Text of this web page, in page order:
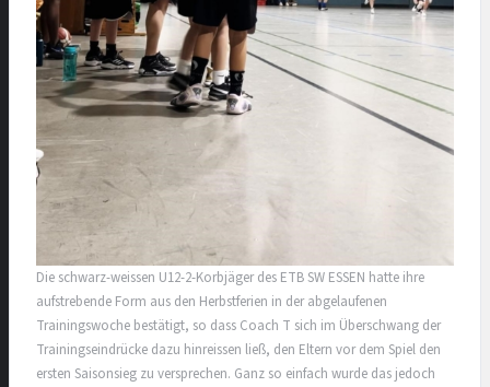
Die schwarz-weissen U12-2-Korbjäger des ETB SW ESSEN hatte ihre
aufstrebende Form aus den Herbstferien in der abgelaufenen
Trainingswoche bestätigt, so dass Coach T sich im Überschwang der
Trainingseindrücke dazu hinreissen ließ, den Eltern vor dem Spiel den
ersten Saisonsieg zu versprechen. Ganz so einfach wurde das jedoch